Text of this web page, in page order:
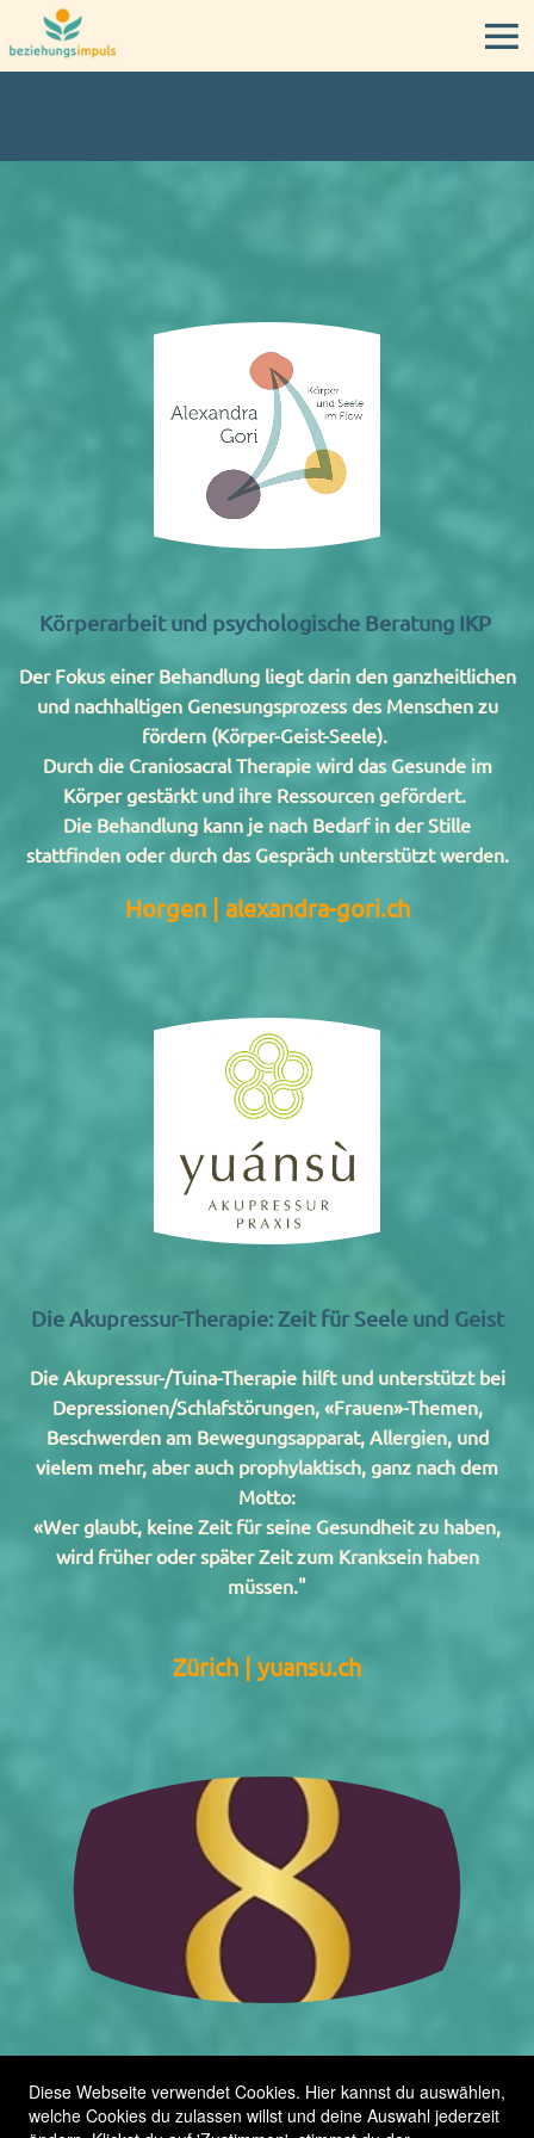
Körperarbeit und psychologische Beratung IKP
Der Fokus einer Behandlung liegt darin den ganzheitlichen
und nachhaltigen Genesungsprozess des Menschen zu
fördern (Körper-Geist-Seele).
Durch die Craniosacral Therapie wird das Gesunde im
Körper gestärkt und ihre Ressourcen gefördert.
Die Behandlung kann je nach Bedarf in der Stille
stattfinden oder durch das Gespräch unterstützt werden.
Horgen | alexandra-gori.ch
Ein wunderschönes Eventlokal für Gemeinschaft,
Die Akupressur-Therapie: Zeit für Seele und Geist
Die Akupressur-/Tuina-Therapie hilft und unterstützt bei
Depressionen/Schlafstörungen, «Frauen»-Themen,
Beschwerden am Bewegungsapparat, Allergien, und
vielem mehr, aber auch prophylaktisch, ganz nach dem
Motto:
«Wer glaubt, keine Zeit für seine Gesundheit zu haben,
wird früher oder später Zeit zum Kranksein haben
müssen."
Zürich | yuansu.ch
Diese Webseite verwendet Cookies. Hier kannst du auswählen,
welche Cookies du zulassen willst und deine Auswahl jederzeit